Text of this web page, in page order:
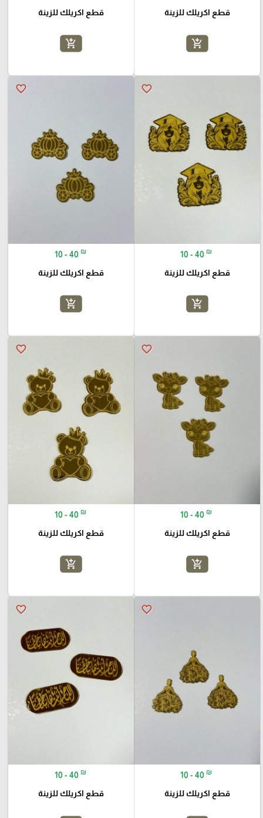
قطع اكريلك للزينة
add_shopping_cart
قطع اكريلك للزينة
add_shopping_cart
favorite_border
10 - 40 ₪
قطع اكريلك للزينة
add_shopping_cart
favorite_border
10 - 40 ₪
قطع اكريلك للزينة
add_shopping_cart
favorite_border
10 - 40 ₪
قطع اكريلك للزينة
add_shopping_cart
favorite_border
10 - 40 ₪
قطع اكريلك للزينة
add_shopping_cart
favorite_border
10 - 40 ₪
قطع اكريلك للزينة
favorite_border
10 - 40 ₪
قطع اكريلك للزينة